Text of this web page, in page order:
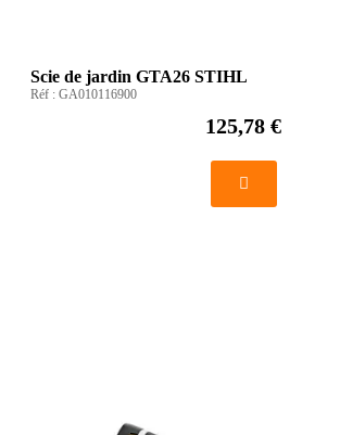
Scie de jardin GTA26 STIHL
Réf : GA010116900
125,78 €